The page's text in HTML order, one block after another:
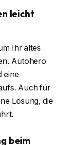
leicht
Ihr altes
Autohero
eine
Auch für
Lösung, die
beim